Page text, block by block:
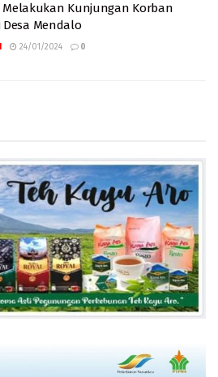
Melakukan Kunjungan Korban
Desa Mendalo
24/01/2024 0